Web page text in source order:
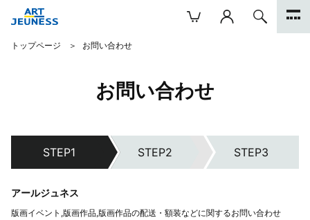
トップページ お問い合わせ
お問い合わせ
アールジュネス
版画イベント,版画作品,版画作品の配送・額装などに関するお問い合わせ